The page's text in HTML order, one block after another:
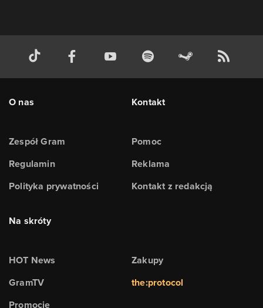
O nas
Zespół Gram
Regulamin
Polityka prywatności
Kontakt
Pomoc
Reklama
Kontakt z redakcją
Na skróty
HOT News
GramTV
Promocje
Zakupy
the:protocol